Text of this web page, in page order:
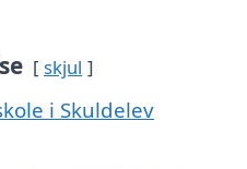
skjul
i Skuldelev